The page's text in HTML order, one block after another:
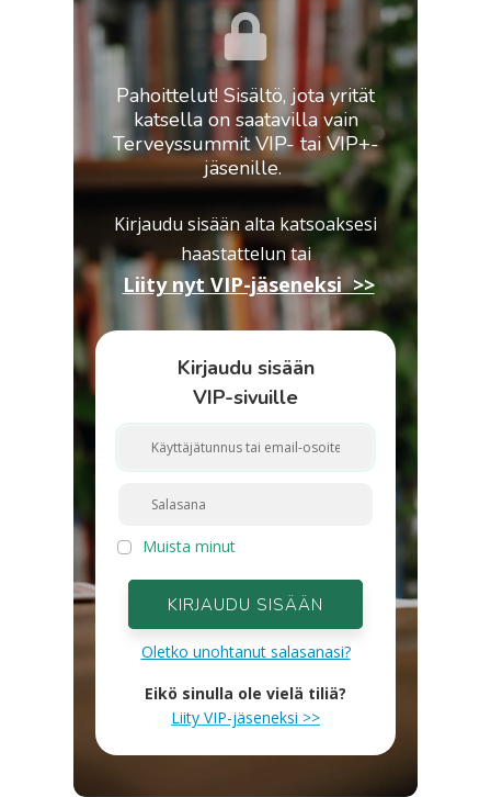
Pahoittelut! Sisältö, jota yrität
katsella on saatavilla vain
Terveyssummit VIP- tai VIP+-
jäsenille.
Kirjaudu sisään alta katsoaksesi
haastatteluntai
Liity nyt VIP-jäseneksi >>
Kirjaudu sisään
VIP-sivuille
Muista minut
KIRJAUDU SISÄÄN
Oletko unohtanut salasanasi?
Eikö sinulla ole vielä tiliä?
Liity VIP-jäseneksi >>